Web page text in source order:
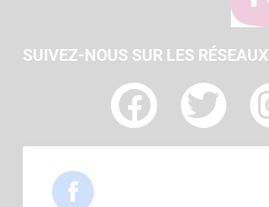
SUIVEZ-NOUS SUR LES RÉSEAUX
F
a
T
w